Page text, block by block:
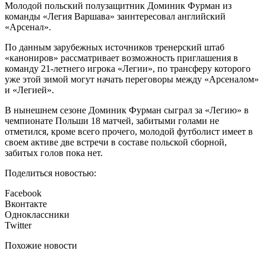
Молодой польский полузащитник Доминик Фурман из
команды «Легия Варшава» заинтересовал английский
«Арсенал».
По данным зарубежных источников тренерский штаб
«канониров» рассматривает возможность приглашения в
команду 21-летнего игрока «Легии», по трансферу которого
уже этой зимой могут начать переговоры между «Арсеналом»
и «Легией».
В нынешнем сезоне Доминик Фурман сыграл за «Легию» в
чемпионате Польши 18 матчей, забитыми голами не
отметился, кроме всего прочего, молодой футболист имеет в
своем активе две встречи в составе польской сборной,
забитых голов пока нет.
Поделиться новостью:
Facebook
Вконтакте
Одноклассники
Twitter
Похожие новости